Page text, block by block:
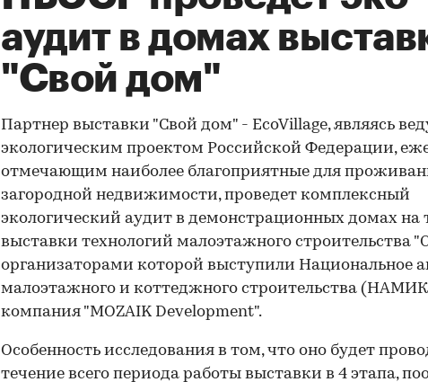
аудит в домах
"Свой дом"
Партнер выставки "Свой дом" - EcoVillage, являясь
экологическим проектом Российской Федерации,
отмечающим наиболее благоприятные для
загородной недвижимости, проведет комплексный
экологический аудит в демонстрационных домах на
выставки технологий малоэтажного строительства
организаторами которой выступили Национальное
малоэтажного и коттеджного строительства
компания "MOZAIK Development".
Особенность исследования в том, что оно будет
течение всего периода работы выставки в 4 этапа,